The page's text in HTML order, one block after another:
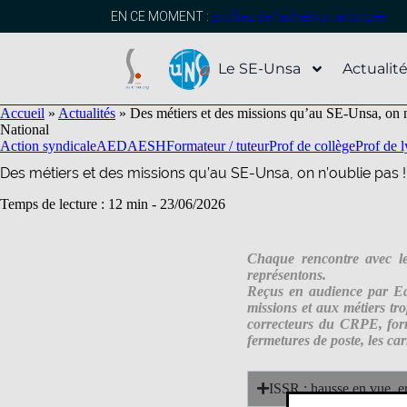
EN CE MOMENT : profitez de l’adhésion anticipée
Le SE-Unsa
Accueil » Actualités » Des métiers et des missions qu’au SE-Unsa, on
National
Action syndicaleAEDAESHFormateur / tuteurProf de collègeProf de
Des métiers et des missions qu’au SE-Unsa, on n’oublie pas !
Temps de lecture : 12 min - 23/06/2026
Chaque rencontre avec
représentons.
Reçus en audience par
missions et aux métiers
correcteurs du CRPE,
fermetures de poste, les
ISSR : hausse en vue,